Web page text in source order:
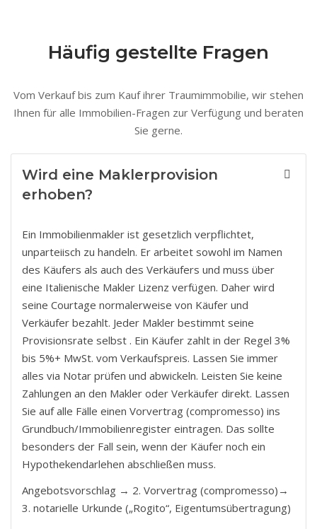
Häufig gestellte Fragen
Vom Verkauf bis zum Kauf ihrer Traumimmobilie, wir stehen
Ihnen für alle Immobilien-Fragen zur Verfügung und beraten
Sie gerne.
Wird eine Maklerprovision
erhoben?
Ein Immobilienmakler ist gesetzlich verpflichtet,
unparteiisch zu handeln. Er arbeitet sowohl im Namen
des Käufers als auch des Verkäufers und muss über
eine Italienische Makler Lizenz verfügen. Daher wird
seine Courtage normalerweise von Käufer und
Verkäufer bezahlt. Jeder Makler bestimmt seine
Provisionsrate selbst . Ein Käufer zahlt in der Regel 3%
bis 5%+ MwSt. vom Verkaufspreis. Lassen Sie immer
alles via Notar prüfen und abwickeln. Leisten Sie keine
Zahlungen an den Makler oder Verkäufer direkt. Lassen
Sie auf alle Fälle einen Vorvertrag (compromesso) ins
Grundbuch/Immobilienregister eintragen. Das sollte
besonders der Fall sein, wenn der Käufer noch ein
Hypothekendarlehen abschließen muss.
Angebotsvorschlag → 2. Vorvertrag (compromesso)→
3. notarielle Urkunde („Rogito“, Eigentumsübertragung)